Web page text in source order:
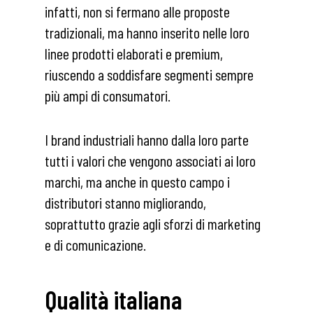
infatti, non si fermano alle proposte
tradizionali, ma hanno inserito nelle loro
linee prodotti elaborati e premium,
riuscendo a soddisfare segmenti sempre
più ampi di consumatori.
I brand industriali hanno dalla loro parte
tutti i valori che vengono associati ai loro
marchi, ma anche in questo campo i
distributori stanno migliorando,
soprattutto grazie agli sforzi di marketing
e di comunicazione.
Qualità italiana